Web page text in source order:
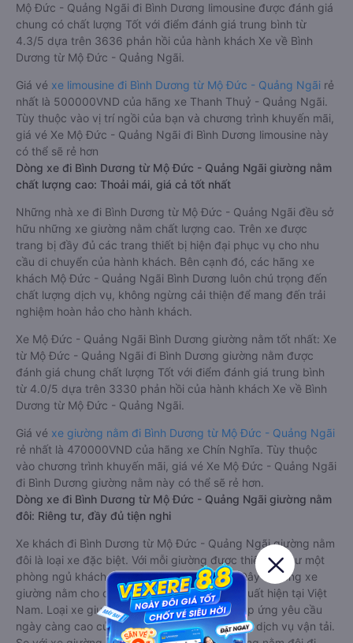
Mộ Đức - Quảng Ngãi đi Bình Dương limousine được đánh giá
chung có chất lượng Tốt với điểm đánh giá trung bình từ
4.3/5 dựa trên 3636 phản hồi của hành khách Xe về Bình
Dương từ Mộ Đức - Quảng Ngãi.
Giá vé xe limousine đi Bình Dương từ Mộ Đức - Quảng Ngãi rẻ
nhất là 500000VND của hãng xe Thanh Thuỷ - Quảng Ngãi.
Tùy thuộc vào vị trí ngồi của bạn và chương trình khuyến mãi,
giá vé Xe Mộ Đức - Quảng Ngãi đi Bình Dương limousine này
có thể sẽ rẻ hơn
Dòng xe đi Bình Dương từ Mộ Đức - Quảng Ngãi giường nằm
chất lượng cao: Thoải mái, giá cả tốt nhất
Những nhà xe đi Bình Dương từ Mộ Đức - Quảng Ngãi đều sở
hữu những xe giường nằm chất lượng cao. Trên xe được
trang bị đầy đủ các trang thiết bị hiện đại phục vụ cho nhu
cầu di chuyển của hành khách. Bên cạnh đó, các hãng xe
khách Mộ Đức - Quảng Ngãi Bình Dương luôn chú trọng đến
chất lượng dịch vụ, không ngừng cải thiện để mang đến trải
nghiệm hoàn hảo cho hành khách.
Xe Mộ Đức - Quảng Ngãi Bình Dương giường nằm tốt nhất: Xe
từ Mộ Đức - Quảng Ngãi đi Bình Dương giường nằm được
đánh giá chung chất lượng Tốt với điểm đánh giá trung bình
từ 4.0/5 dựa trên 3330 phản hồi của hành khách Xe về Bình
Dương từ Mộ Đức - Quảng Ngãi.
Giá vé xe giường nằm đi Bình Dương từ Mộ Đức - Quảng Ngãi
rẻ nhất là 470000VND của hãng xe Chín Nghĩa. Tùy thuộc
vào chương trình khuyến mãi, giá vé Xe Mộ Đức - Quảng Ngãi
đi Bình Dương giường nằm này có thể sẽ rẻ hơn.
Dòng xe đi Bình Dương từ Mộ Đức - Quảng Ngãi giường nằm
đôi: Riêng tư, đầy đủ tiện nghi
Xe khách đi Bình Dương từ Mộ Đức - Quảng Ngãi giường nằm
đôi là loại xe đặc biệt. Với mỗi giường được thiết kế như một
phòng ngủ khách sạn sang trọng, hiện đại. Đây là dòng xe
giường nằm cho cặp đôi đi Bình Dương mới xuất hiện tại Việt
Nam. Loại xe giường nằm đôi ra đời nhằm đáp ứng yêu cầu
ngày càng cao của khách hàng về chất lượng dịch vụ vận tải.